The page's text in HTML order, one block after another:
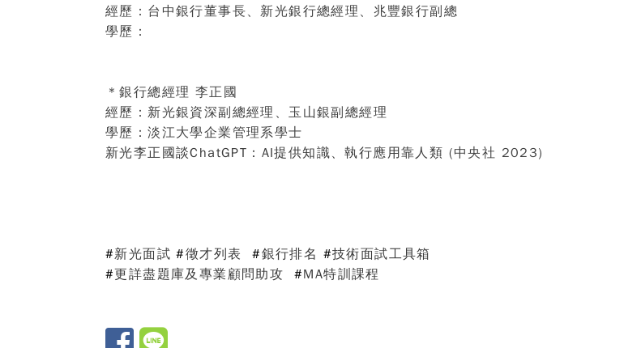
經歷： 台中銀行董事長、新光銀行總經理、兆豐銀行副總
學歷：
＊銀行總經理 李正國
經歷：新光銀資深副總經理、玉山銀副總經理
學歷：淡江大學企業管理系學士
新光李正國談ChatGPT：AI提供知識、執行應用靠人類 (中央社 2023)
#新光面試 #徵才列表 #銀行排名 #技術面試工具箱
#更詳盡題庫及專業顧問助攻 #MA特訓課程